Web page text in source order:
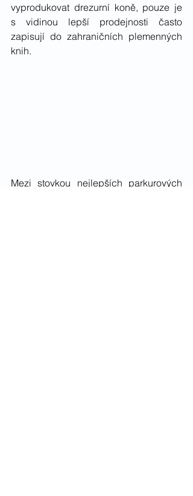
vyprodukovat drezurní koně, pouze je
s vidinou lepší prodejnosti často
zapisují do zahraničních plemenných
knih.
Mezi stovkou nejlepších parkurových